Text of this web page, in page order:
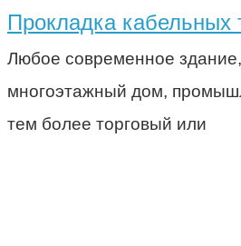
Прокладка кабельных
Любое современное
многоэтажный дом,
тем более торговый или